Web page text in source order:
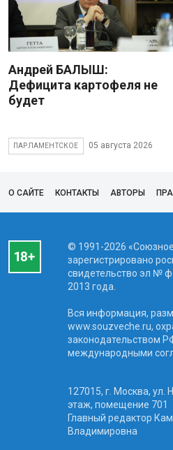
Андрей БАЛЫШ:
Дефицита картофеля не
будет
ПАРЛАМЕНТСКОЕ 05 августа 2026
О САЙТЕ КОНТАКТЫ АВТОРЫ
© 1991-2026
зарегистрировано
свидетельство эл №
2013 года.
Вся информация,
www.souzveche.ru,
законодательством
международными
127015, г. Москва, ул.
этаж, помещение 701
Главный редактор
Владимировна